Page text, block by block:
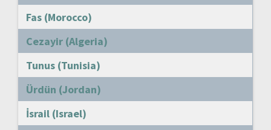
Fas (Morocco)
Cezayir (Algeria)
Tunus (Tunisia)
Ürdün (Jordan)
İsrail (Israel)